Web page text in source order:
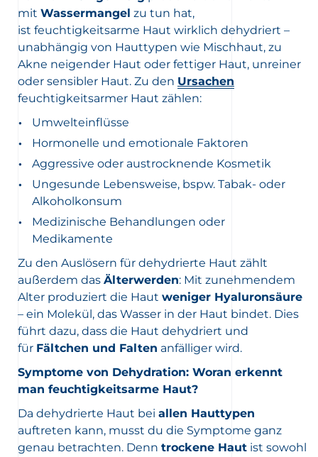
mit Wassermangel zu tun hat,
ist feuchtigkeitsarme Haut wirklich dehydriert –
unabhängig von Hauttypen wie Mischhaut, zu
Akne neigender Haut oder fettiger Haut, unreiner
oder sensibler Haut. Zu den Ursachen
feuchtigkeitsarmer Haut zählen:
Umwelteinflüsse
Hormonelle und emotionale Faktoren
Aggressive oder austrocknende Kosmetik
Ungesunde Lebensweise, bspw. Tabak- oder
Alkoholkonsum
Medizinische Behandlungen oder
Medikamente
Zu den Auslösern für dehydrierte Haut zählt
außerdem das Älterwerden: Mit zunehmendem
Alter produziert die Haut weniger Hyaluronsäure
– ein Molekül, das Wasser in der Haut bindet. Dies
führt dazu, dass die Haut dehydriert und
für Fältchen und Falten anfälliger wird.
Symptome von Dehydration: Woran erkennt
man feuchtigkeitsarme Haut?
Da dehydrierte Haut bei allen Hauttypen
auftreten kann, musst du die Symptome ganz
genau betrachten. Denn trockene Haut ist sowohl